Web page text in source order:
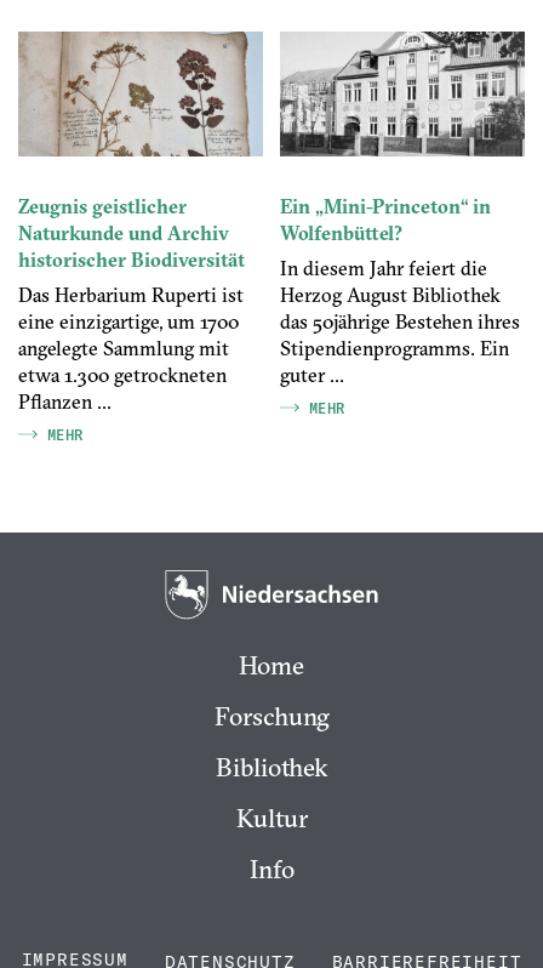
Zeugnis geistlicher
Naturkunde und Archiv
historischer Biodiversität
Das Herbarium Ruperti ist
eine einzigartige, um 1700
angelegte Sammlung mit
etwa 1.300 getrockneten
Pflanzen ...
MEHR
Ein „Mini-Princeton“ in
Wolfenbüttel?
In diesem Jahr feiert die
Herzog August Bibliothek
das 50jährige Bestehen ihres
Stipendienprogramms. Ein
guter ...
MEHR
Home
Forschung
Bibliothek
Kultur
Info
IMPRESSUM DATENSCHUTZ BARRIEREFREIHEIT